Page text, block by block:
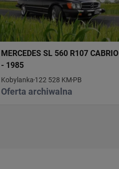
MERCEDES SL 560 R107 CABRIO
- 1985
Kobylanka 122 528 KM PB
Oferta archiwalna